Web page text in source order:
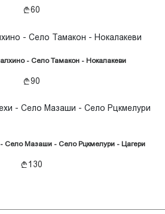
60
- Село Тамакон - Нокалакеви
90
Село Mазаши - Село Рцкмелури - Цагери
130